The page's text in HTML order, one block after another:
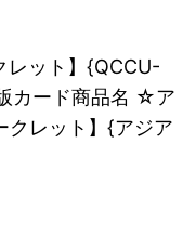
レット】{QCCU-
カード商品名 ☆ア
レット】{アジア